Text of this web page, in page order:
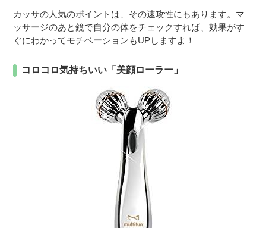
カッサの人気のポイントは、その速攻性にもあります。マ
ッサージのあと鏡で自分の体をチェックすれば、効果がす
ぐにわかってモチベーションもUPしますよ！
コロコロ気持ちいい「美顔ローラー」